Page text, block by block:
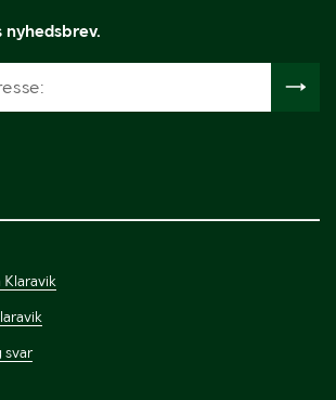
nyhedsbrev.
Klaravik
svar